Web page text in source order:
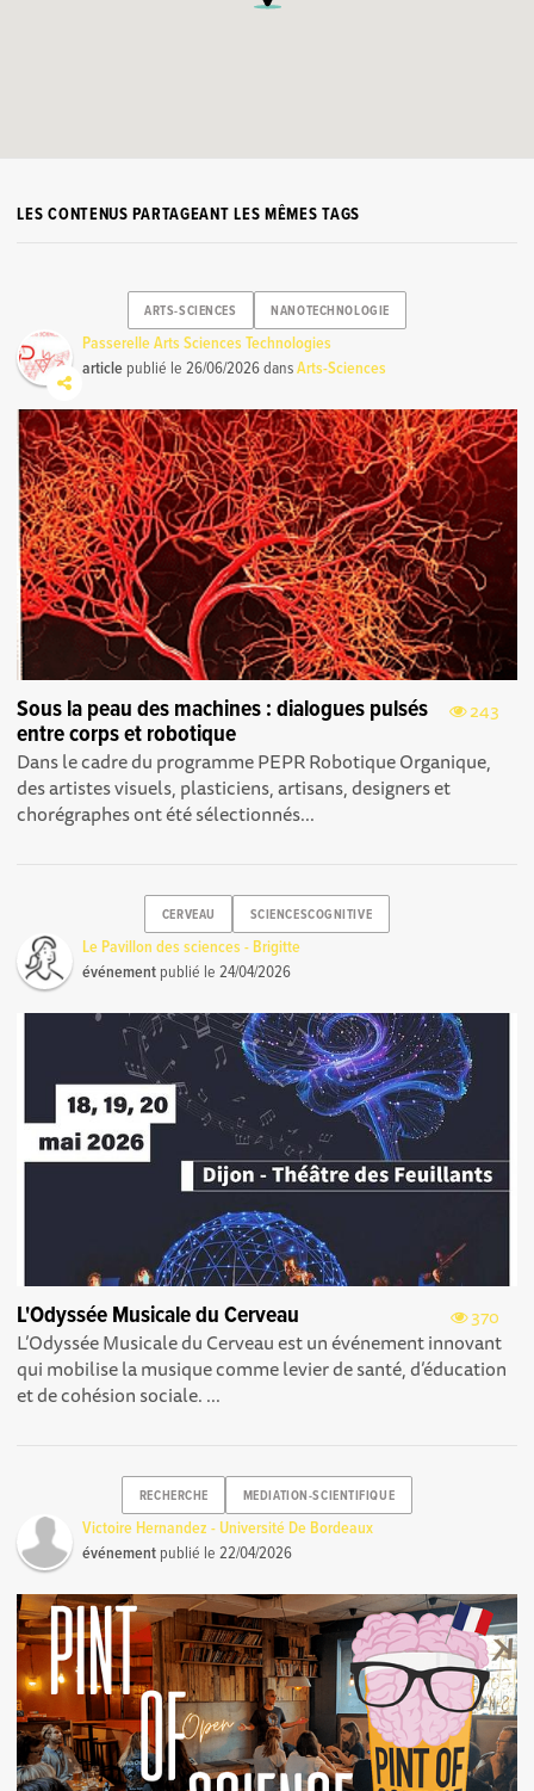
LES CONTENUS PARTAGEANT LES MÊMES TAGS
ARTS-SCIENCES NANOTECHNOLOGIE
Passerelle Arts Sciences Technologies
article publié le26/06/2026dansArts-Sciences
243
Sous la peau des machines : dialogues pulsés
entre corps et robotique
Dans le cadre du programme PEPR Robotique Organique,
des artistes visuels, plasticiens, artisans, designers et
chorégraphes ont été sélectionnés...
CERVEAU SCIENCESCOGNITIVE
Le Pavillon des sciences - Brigitte
événement publié le24/04/2026
370
L'Odyssée Musicale du Cerveau
L’Odyssée Musicale du Cerveau est un événement innovant
qui mobilise la musique comme levier de santé, d’éducation
et de cohésion sociale. ...
RECHERCHE MEDIATION-SCIENTIFIQUE
Victoire Hernandez - Université De Bordeaux
événement publié le22/04/2026